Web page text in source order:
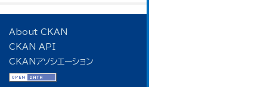
About CKAN
CKAN API
CKANアソシエーション